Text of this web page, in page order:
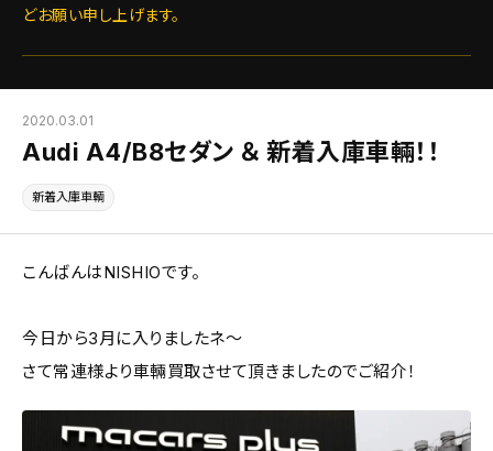
どお願い申し上げます。
2020.03.01
Audi A4/B8セダン ＆ 新着入庫車輛！！
新着入庫車輌
こんばんはNISHIOです。
今日から3月に入りましたネ～
さて常連様より車輛買取させて頂きましたのでご紹介！